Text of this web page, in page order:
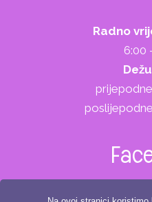
Radno
6:00